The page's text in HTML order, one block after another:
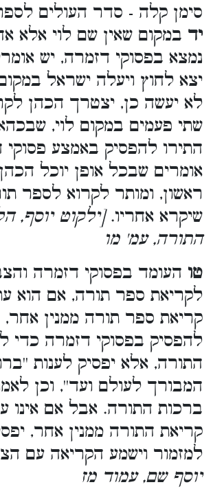
סימן קלה - סדר העולים
יד במקום שאין שם לוי אלא
נמצא בפסוקי דזמרה, יש
יצא לחוץ ויעלה ישראל
לא יעשה כן, יצטרך הכהן
שתי פעמים במקום לוי,
התירו להפסיק באמצע פסוקי
אומרים שבכל אופן יוכל
ראשון, ומותר לקרוא לספר
שיקרא אחריו.[ילקוט יוסף,
התורה, עמ' מו
טו העומד בפסוקי דזמרה
לקריאת ספר תורה, אם הוא
קריאת ספר תורה ממנין אחר,
להפסיק בפסוקי דזמרה כדי
התורה, אלא יפסיק לענות
המבורך לעולם ועד'', וכן
ברכות התורה. אבל אם אינו
קריאת התורה ממנין אחר,
למזמור וישמע הקריאה עם
יוסף שם, עמוד מז